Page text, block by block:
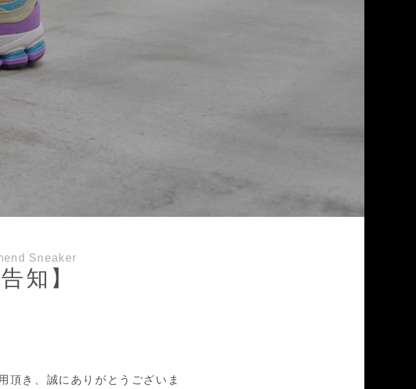
Sneaker
知】
頂き、誠にありがとうございま